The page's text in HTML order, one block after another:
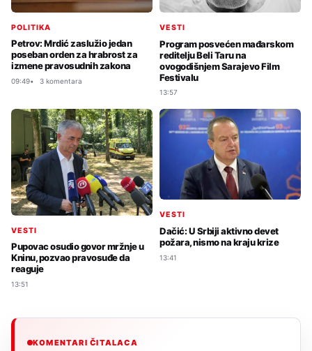
POLITIKA
Petrov: Mrdić zaslužio jedan
poseban orden za hrabrost za
izmene pravosudnih zakona
09:49 3 komentara
VESTI
Program posvećen mađarskom
reditelju Beli Taru na
ovogodišnjem Sarajevo Film
Festivalu
13:57
VESTI
Pupovac osudio govor mržnje u
Kninu, pozvao pravosuđe da
reaguje
13:51
VESTI
Dačić: U Srbiji aktivno devet
požara, nismo na kraju krize
13:41
KOMENTARI ČITALACA